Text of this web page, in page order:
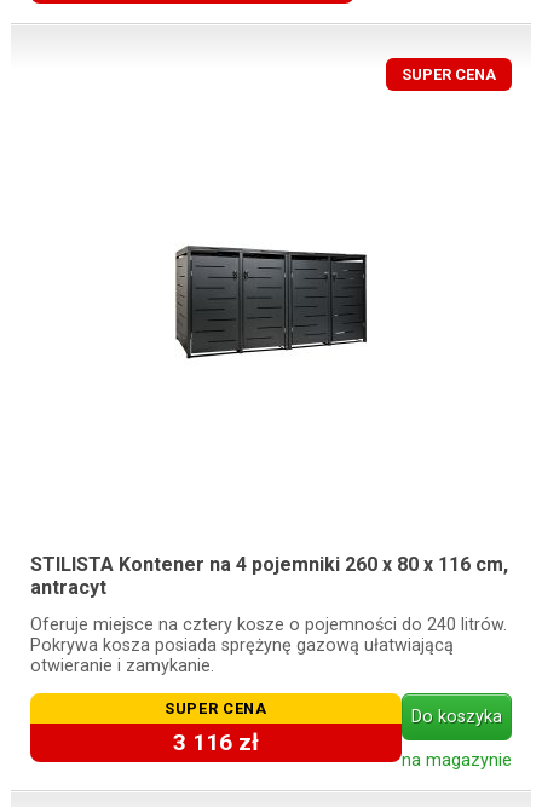
SUPER CENA
STILISTA Kontener na 4 pojemniki 260 x 80 x 116 cm,
antracyt
Oferuje miejsce na cztery kosze o pojemności do 240 litrów.
Pokrywa kosza posiada sprężynę gazową ułatwiającą
otwieranie i zamykanie.
SUPER CENA
3 116 zł
Do koszyka
na magazynie